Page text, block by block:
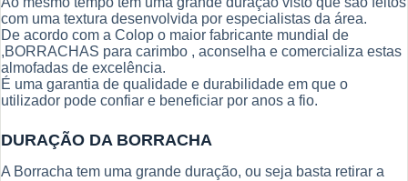
com uma textura desenvolvida por especialistas da área.
De acordo com a Colop o maior fabricante mundial de
,BORRACHAS para carimbo , aconselha e comercializa estas
almofadas de excelência.
É uma garantia de qualidade e durabilidade em que o
utilizador pode confiar e beneficiar por anos a fio.
DURAÇÃO DA BORRACHA
A Borracha tem uma grande duração, ou seja basta retirar a